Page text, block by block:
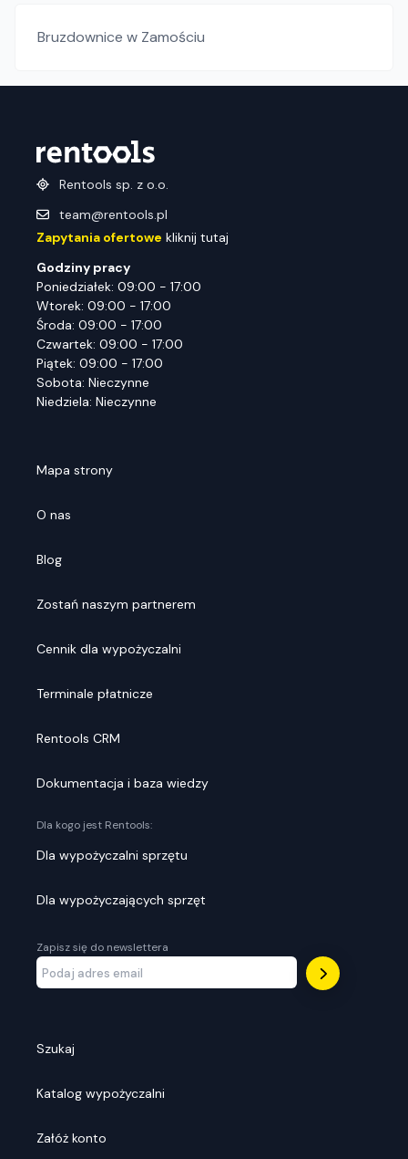
Bruzdownice w Zamościu
Rentools sp. z o.o.
team@rentools.pl
Zapytania ofertowe kliknij tutaj
Godziny pracy
Poniedziałek: 09:00 - 17:00
Wtorek: 09:00 - 17:00
Środa: 09:00 - 17:00
Czwartek: 09:00 - 17:00
Piątek: 09:00 - 17:00
Sobota: Nieczynne
Niedziela: Nieczynne
Mapa strony
O nas
Blog
Zostań naszym partnerem
Cennik dla wypożyczalni
Terminale płatnicze
Rentools CRM
Dokumentacja i baza wiedzy
Dla kogo jest Rentools:
Dla wypożyczalni sprzętu
Dla wypożyczających sprzęt
Zapisz się do newslettera
Szukaj
Katalog wypożyczalni
Załóż konto